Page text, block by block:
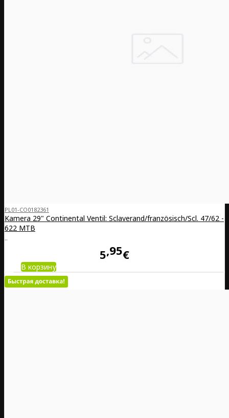
PL01-CO0182361
Kamera 29" Continental Ventil: Sclaverand/französisch/Scl. 47/62 -
622 MTB
..
5 95€
В корзину